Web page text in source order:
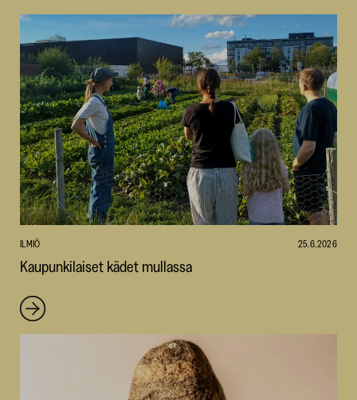
32
tulosta
valittujen
suodattimien
perusteella.
ILMIÖ 25.6.2026
Kaupunkilaiset kädet mullassa